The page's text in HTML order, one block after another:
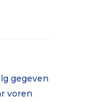
gegeven
voren